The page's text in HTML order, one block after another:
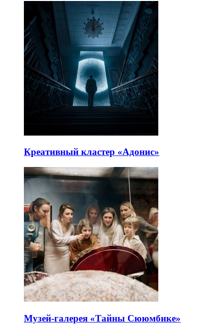
Креативный кластер «Адонис»
Музей-галерея «Тайны Сююмбике»